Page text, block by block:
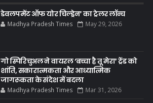
डेवलपमेंट ऑफ योर चिल्ड्रेन’ का ट्रेलर लॉन्च
Madhya Pradesh Times May 29, 2026
गो स्पिरिचुअल ने वायरल ‘बच्चा है तू मेरा’ ट्रेंड को
शांति, सकारात्मकता और आध्यात्मिक
जागरूकता के संदेश में बदला
Madhya Pradesh Times Mar 31, 2026